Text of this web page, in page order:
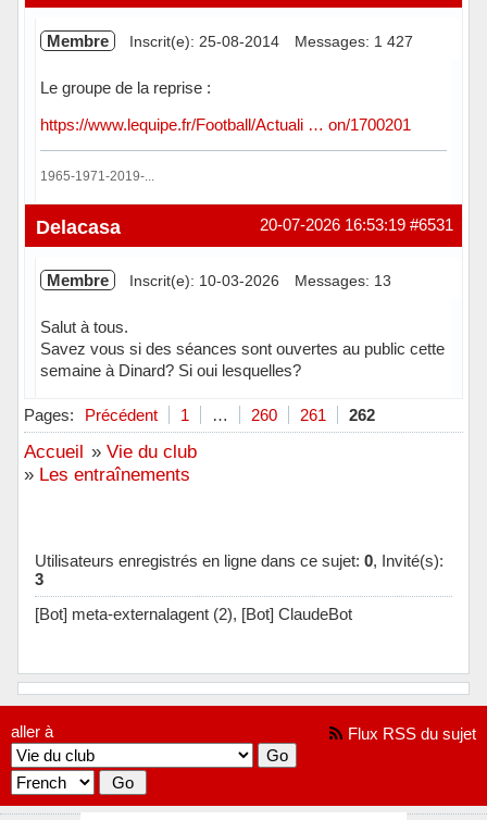
Membre Inscrit(e): 25-08-2014 Messages: 1 427
Le groupe de la reprise :
https://www.lequipe.fr/Football/Actuali … on/1700201
1965-1971-2019-...
Hors ligne #6531
20-07-2026 16:53:19
Delacasa
Membre Inscrit(e): 10-03-2026 Messages: 13
Salut à tous.
Savez vous si des séances sont ouvertes au public cette
semaine à Dinard? Si oui lesquelles?
Hors ligne
Pages: Précédent 1 … 260 261 262
Accueil » Vie du club
» Les entraînements
Utilisateurs enregistrés en ligne dans ce sujet: 0, Invité(s):
3
[Bot] meta-externalagent (2), [Bot] ClaudeBot
aller à Flux RSS du sujet